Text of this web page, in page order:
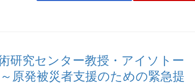
研究センター教授・アイソトー
原発被災者支援のための緊急提